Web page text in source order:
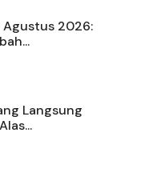
Agustus 2026:
Langsung